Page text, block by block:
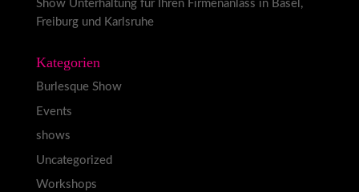
Show Unterhaltung für Ihren Firmenanlass in Basel,
Freiburg und Karlsruhe
Kategorien
Burlesque Show
Events
shows
Uncategorized
Workshops